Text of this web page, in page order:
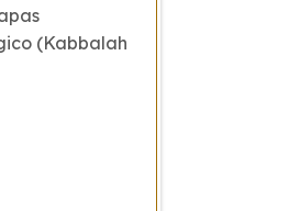
(Kabbalah